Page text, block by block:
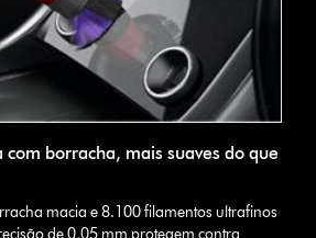
com borracha, mais suaves do que
macia e 8.100 filamentos ultrafinos
de 0,05 mm protegem contra